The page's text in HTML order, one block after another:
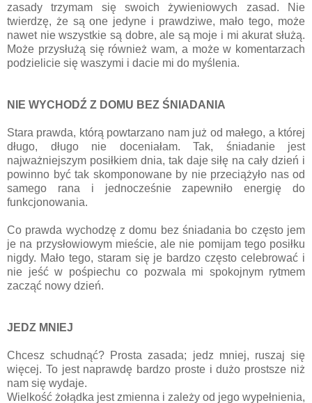
zasady trzymam się swoich żywieniowych zasad. Nie
twierdzę, że są one jedyne i prawdziwe, mało tego, może
nawet nie wszystkie są dobre, ale są moje i mi akurat służą.
Może przysłużą się również wam, a może w komentarzach
podzielicie się waszymi i dacie mi do myślenia.
NIE WYCHODŹ Z DOMU BEZ ŚNIADANIA
Stara prawda, którą powtarzano nam już od małego, a której
długo, długo nie doceniałam. Tak, śniadanie jest
najważniejszym posiłkiem dnia, tak daje siłę na cały dzień i
powinno być tak skomponowane by nie przeciążyło nas od
samego rana i jednocześnie zapewniło energię do
funkcjonowania.
Co prawda wychodzę z domu bez śniadania bo często jem
je na przysłowiowym mieście, ale nie pomijam tego posiłku
nigdy. Mało tego, staram się je bardzo często celebrować i
nie jeść w pośpiechu co pozwala mi spokojnym rytmem
zacząć nowy dzień.
JEDZ MNIEJ
Chcesz schudnąć? Prosta zasada; jedz mniej, ruszaj się
więcej. To jest naprawdę bardzo proste i dużo prostsze niż
nam się wydaje.
Wielkość żołądka jest zmienna i zależy od jego wypełnienia,